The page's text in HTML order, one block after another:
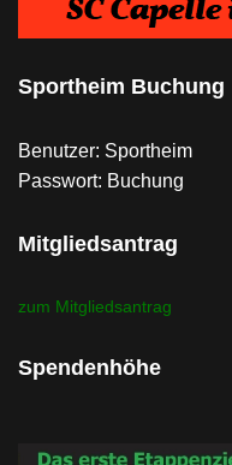
Sportheim Buchung
Benutzer: Sportheim
Passwort: Buchung
Mitgliedsantrag
zum Mitgliedsantrag
Spendenhöhe